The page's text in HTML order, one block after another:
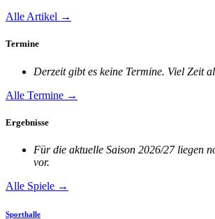
Alle Artikel →
Termine
Derzeit gibt es keine Termine. Viel Zeit
Alle Termine →
Ergebnisse
Für die aktuelle Saison 2026/27 liegen
vor.
Alle Spiele →
Sporthalle